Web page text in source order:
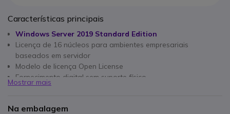
Características principais
Windows Server 2019 Standard Edition
Licença de 16 núcleos para ambientes empresariais
baseados em servidor
Modelo de licença Open License
Fornecimento digital sem suporte físico
Adequado para infraestruturas de servidor profissionais
Mostrar mais
Na embalagem